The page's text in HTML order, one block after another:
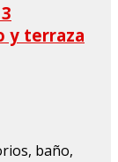
y terraza